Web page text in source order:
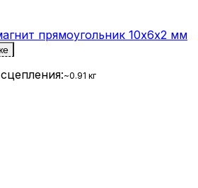
прямоугольник 10х6х2 мм
~0.91 кг